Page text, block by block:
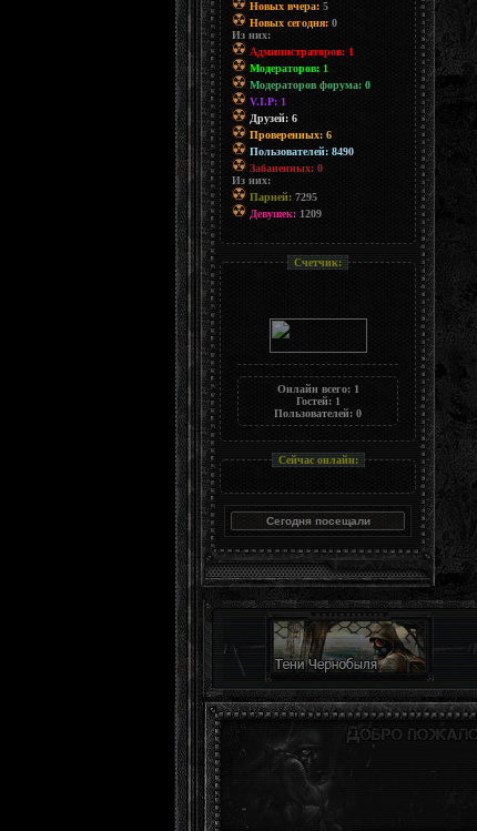
Новых вчера:5
Новых сегодня:0
Из них:
Администраторов: 1
Модераторов: 1
Модераторов форума: 0
V.I.P: 1
Друзей: 6
Проверенных: 6
Пользователей: 8490
Забаненных: 0
Из них:
Парней:7295
Девушек:1209
Счетчик:
Онлайн всего: 1
Гостей: 1
Пользователей: 0
Сейчас онлайн: